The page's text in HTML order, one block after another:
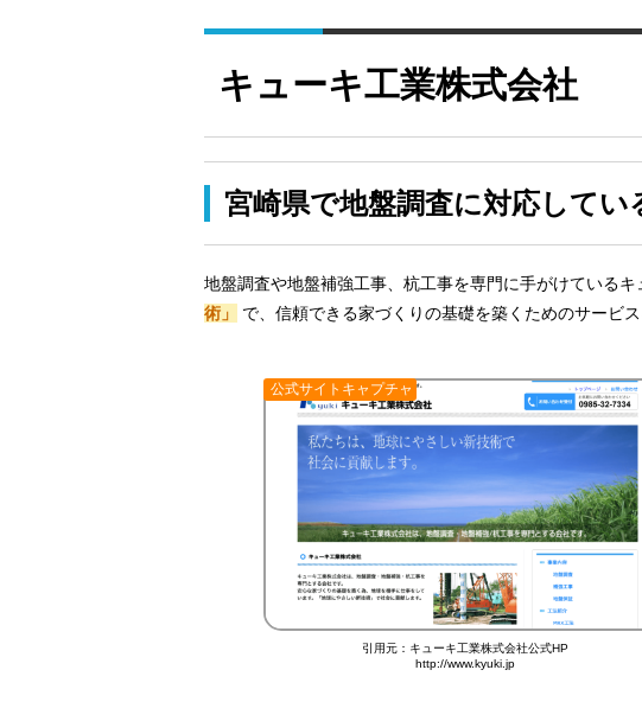
キューキ工業株式会社
宮崎県で地盤調査に対応してい
地盤調査や地盤補強工事、杭工事を専門に手がけている
術」
で、信頼できる家づくりの基礎を築くためのサービス
公式サイトキャプチャ
引用元：キューキ工業株式会社公式HP
http://www.kyuki.jp